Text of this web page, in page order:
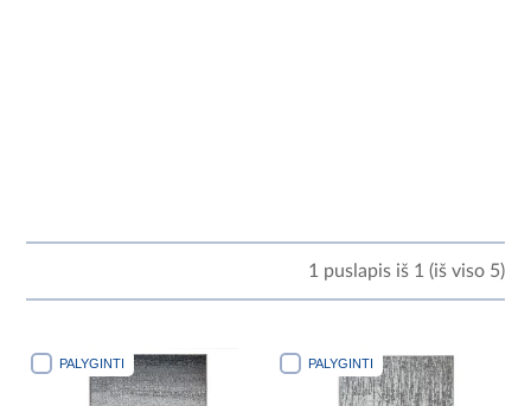
1 puslapis iš 1 (iš viso 5)
PALYGINTI PALYGINTI